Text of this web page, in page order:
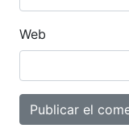
Web